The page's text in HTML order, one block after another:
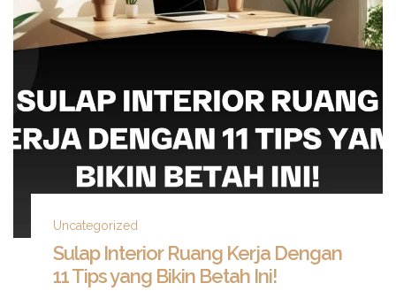
Uncategorized
Sulap Interior Ruang Kerja Dengan
11 Tips yang Bikin Betah Ini!